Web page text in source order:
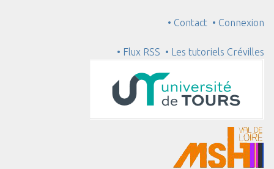
• Contact • Connexion
• Flux RSS • Les tutoriels Crévilles